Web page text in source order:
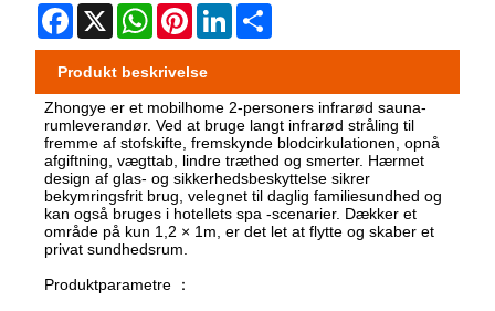
Facebook
X WhatsApp
PinterestLinkedIn
Produkt beskrivelse
Zhongye er et mobilhome 2-personers infrarød sauna-
rumleverandør. Ved at bruge langt infrarød stråling til
fremme af stofskifte, fremskynde blodcirkulationen, opnå
afgiftning, vægttab, lindre træthed og smerter. Hærmet
design af glas- og sikkerhedsbeskyttelse sikrer
bekymringsfrit brug, velegnet til daglig familiesundhed og
kan også bruges i hotellets spa -scenarier. Dækker et
område på kun 1,2 × 1m, er det let at flytte og skaber et
privat sundhedsrum.
Produktparametre ：